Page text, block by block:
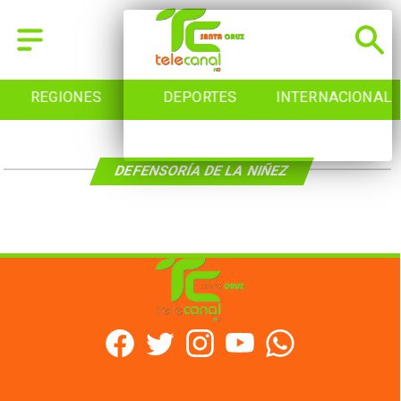
REGIONES DEPORTES INTERNACIONAL
DEFENSORÍA DE LA NIÑEZ